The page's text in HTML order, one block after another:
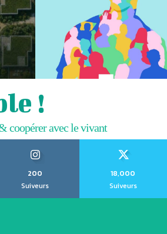
!
coopérer avec le vivant
200
Suiveurs
18,000
Suiveurs